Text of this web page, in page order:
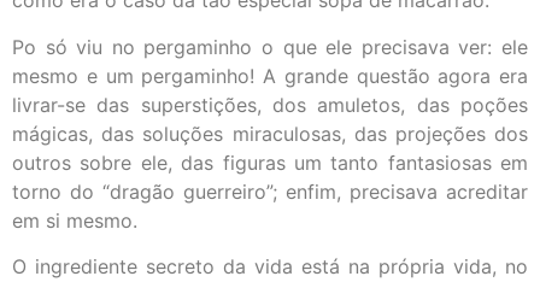
Po só viu no pergaminho o que ele precisava ver: ele
mesmo e um pergaminho! A grande questão agora era
livrar-se das superstições, dos amuletos, das poções
mágicas, das soluções miraculosas, das projeções dos
outros sobre ele, das figuras um tanto fantasiosas em
torno do “dragão guerreiro”; enfim, precisava acreditar
em si mesmo.
O ingrediente secreto da vida está na própria vida, no